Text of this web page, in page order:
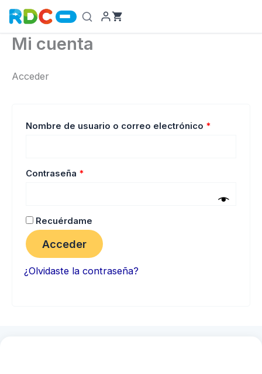
contenido
Mi cuenta
Acceder
Nombre de usuario o correo electrónico *
Contraseña *
Recuérdame
Acceder
¿Olvidaste la contraseña?